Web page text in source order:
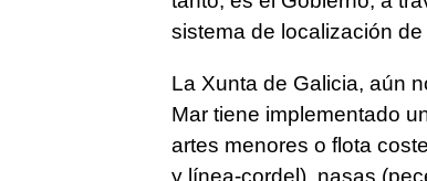
sistema de localización
La Xunta de Galicia, aún
Mar tiene implementado
artes menores o flota
y línea-cordel), nasas